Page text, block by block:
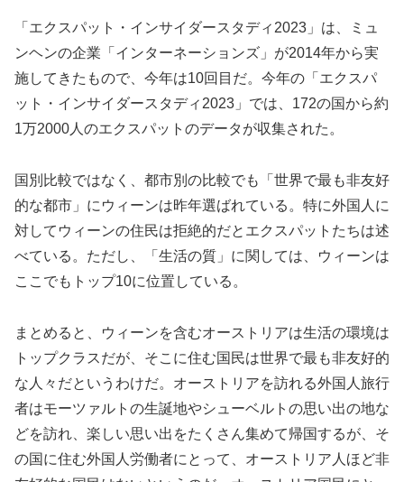
「エクスパット・インサイダースタディ2023」は、ミュ
ンヘンの企業「インターネーションズ」が2014年から実
施してきたもので、今年は10回目だ。今年の「エクスパ
ット・インサイダースタディ2023」では、172の国から約
1万2000人のエクスパットのデータが収集された。
国別比較ではなく、都市別の比較でも「世界で最も非友好
的な都市」にウィーンは昨年選ばれている。特に外国人に
対してウィーンの住民は拒絶的だとエクスパットたちは述
べている。ただし、「生活の質」に関しては、ウィーンは
ここでもトップ10に位置している。
まとめると、ウィーンを含むオーストリアは生活の環境は
トップクラスだが、そこに住む国民は世界で最も非友好的
な人々だというわけだ。オーストリアを訪れる外国人旅行
者はモーツァルトの生誕地やシューベルトの思い出の地な
どを訪れ、楽しい思い出をたくさん集めて帰国するが、そ
の国に住む外国人労働者にとって、オーストリア人ほど非